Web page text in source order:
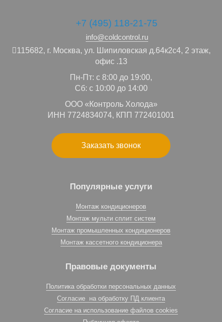
+7 (495) 118-21-75
info@coldcontrol.ru
115682, г. Москва, ул. Шипиловская д.64к2с4, 2 этаж,
офис .13
Пн-Пт: с 8:00 до 19:00,
Сб: с 10:00 до 14:00
ООО «Контроль Холода»
ИНН 7724834074, КПП 772401001
Заказать звонок
Популярные услуги
Монтаж кондиционеров
Монтаж мульти сплит систем
Монтаж промышленных кондиционеров
Монтаж кассетного кондиционера
Правовые документы
Политика обработки персональных данных
Согласие на обработку ПД клиента
Согласие на использование файлов cookies